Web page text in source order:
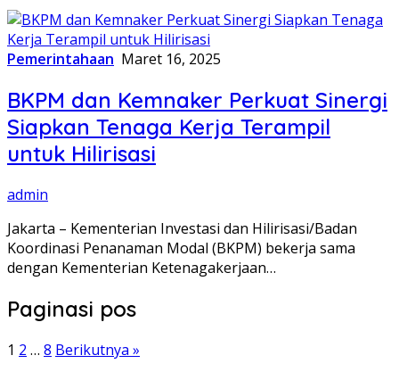
Pemerintahaan Maret 16, 2025
BKPM dan Kemnaker Perkuat Sinergi
Siapkan Tenaga Kerja Terampil
untuk Hilirisasi
admin
Jakarta – Kementerian Investasi dan Hilirisasi/Badan
Koordinasi Penanaman Modal (BKPM) bekerja sama
dengan Kementerian Ketenagakerjaan…
Paginasi pos
1 2 … 8 Berikutnya »